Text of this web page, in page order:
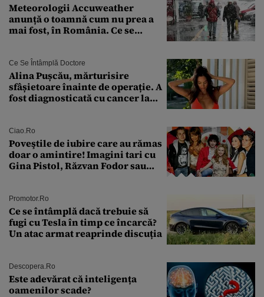
Meteorologii Accuweather
anunță o toamnă cum nu prea a
mai fost, în România. Ce se
București. Pe ce dată ninge
Ce Se Întâmplă Doctore
Alina Pușcău, mărturisire
sfâșietoare înainte de operație. A
fost diagnosticată cu cancer la
îmi salvez viața”
Ciao.ro
Poveştile de iubire care au rămas
doar o amintire! Imagini tari cu
Gina Pistol, Răzvan Fodor sau
Promotor.ro
Ce se întâmplă dacă trebuie să
fugi cu Tesla în timp ce încarcă?
Un atac armat reaprinde discuția
Descopera.ro
Este adevărat că inteligența
oamenilor scade?